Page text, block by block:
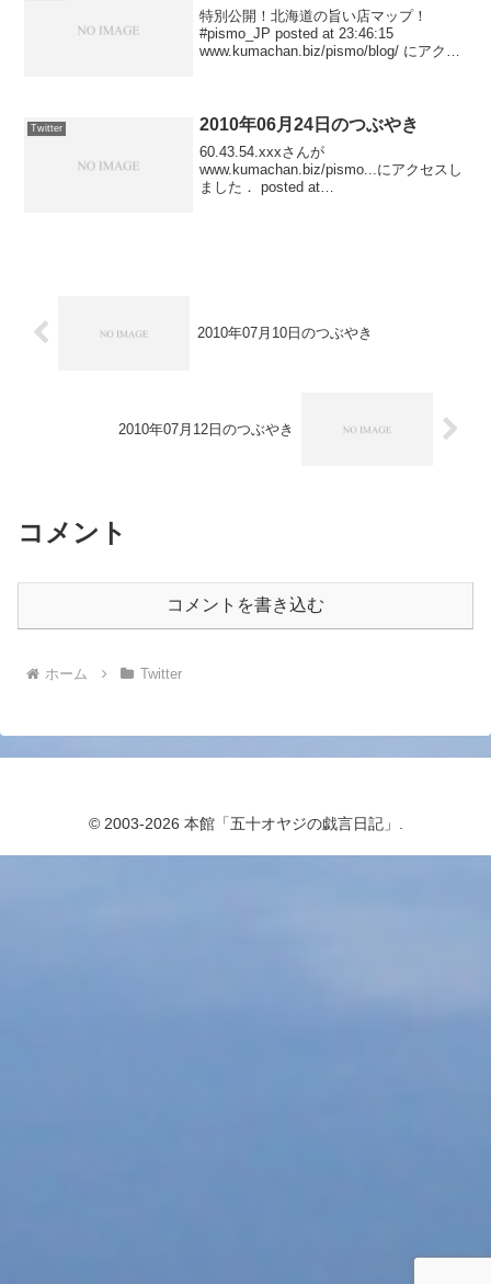
特別公開！北海道の旨い店マップ！
#pismo_JP posted at 23:46:15
www.kumachan.biz/pismo/blog/ にアクセ
Twitter 2010年06月24日のつぶやき
60.43.54.xxxさんが
www.kumachan.biz/pismo...にアクセスし
ました． posted at
2010年07月10日のつぶやき
2010年07月12日のつぶやき
コメント
コメントを書き込む
ホーム Twitter
© 2003-2026 本館「五十オヤジの戯言日記」.